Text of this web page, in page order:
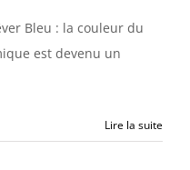
Bleu : la couleur du
est devenu un
Lire la suite